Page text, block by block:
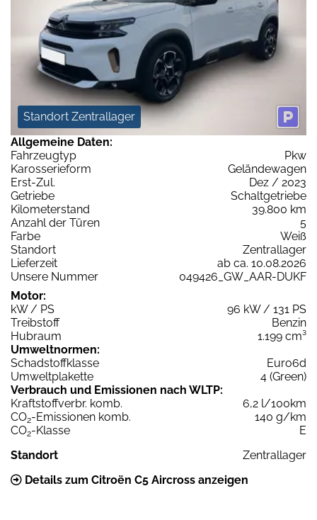
Standort Zentrallager
Allgemeine Daten:
Fahrzeugtyp
Pkw
Karosserieform
Geländewagen
Erst-Zul.
Dez / 2023
Getriebe
Schaltgetriebe
Kilometerstand
39.800 km
Anzahl der Türen
5
Farbe
Weiß
Standort
Zentrallager
Lieferzeit
ab ca. 10.08.2026
Unsere Nummer
049426_GW_AAR-DUKF
Motor:
kW / PS
96 kW / 131 PS
Treibstoff
Benzin
Hubraum
1.199 cm³
Umweltnormen:
Schadstoffklasse
Euro6d
Umweltplakette
4 (Green)
Verbrauch und Emissionen nach WLTP:
Kraftstoffverbr. komb.
6,2 l/100km
CO2-Emissionen komb.
140 g/km
CO2-Klasse
E
Standort
Zentrallager
Details zum Citroën C5 Aircross anzeigen